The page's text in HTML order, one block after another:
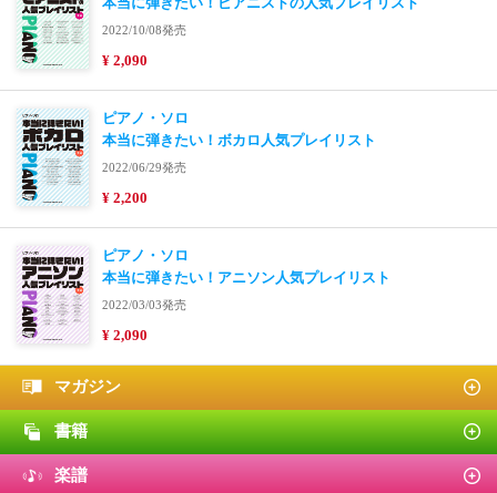
2022/10/08発売
¥ 2,090
ピアノ・ソロ
本当に弾きたい！ボカロ人気プレイリスト
2022/06/29発売
¥ 2,200
ピアノ・ソロ
本当に弾きたい！アニソン人気プレイリスト
2022/03/03発売
¥ 2,090
マガジン
書籍
楽譜